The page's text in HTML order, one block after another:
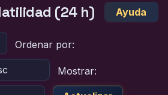
(24 h) Ayuda
Ordenar por:
Mostrar: